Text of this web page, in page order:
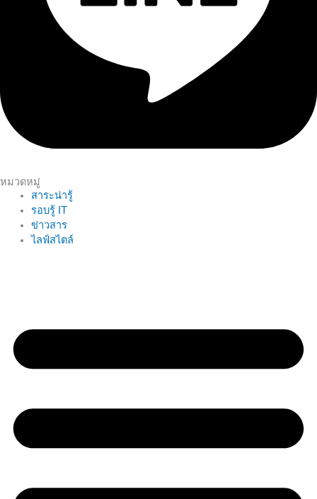
หมวดหมู่
สาระน่ารู้
รอบรู้ IT
ข่าวสาร
ไลฟ์สไตล์